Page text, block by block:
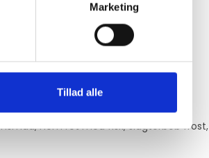
Marketing
Tillad alle
, nem ret med fisk, slagterbob frost,